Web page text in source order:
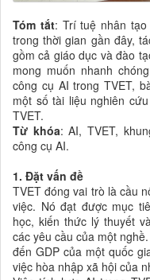
Tóm tắt: Trí tuệ nhân
trong thời gian gần đây,
gồm cả giáo dục và đào
mong muốn nhanh
công cụ AI trong TVET,
một số tài liệu nghiên
TVET.
Từ khóa: AI, TVET,
công cụ AI.
1. Đặt vấn đề
TVET đóng vai trò là cầu
việc. Nó đạt được mục
học, kiến thức lý thuyết
các yêu cầu của một
đến GDP của một quốc
việc hòa nhập xã hội của